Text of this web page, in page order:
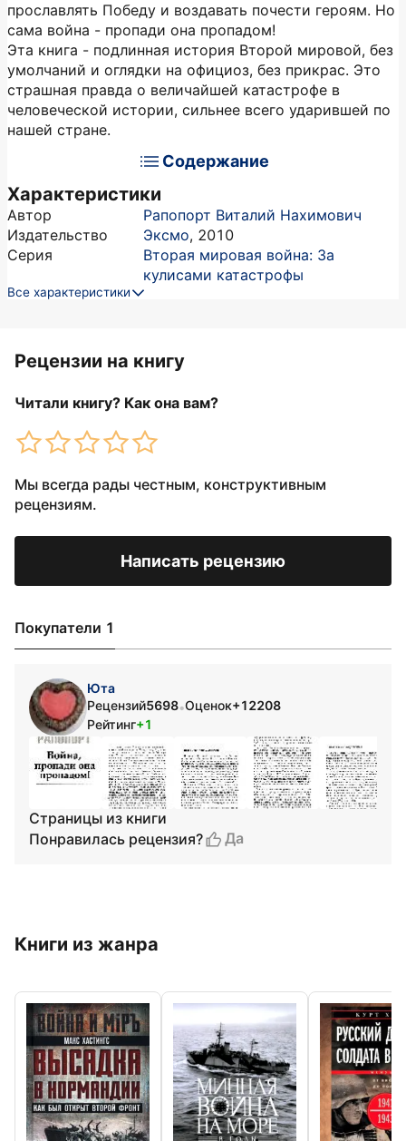
прославлять Победу и воздавать почести героям. Но
сама война - пропади она пропадом!
Эта книга - подлинная история Второй мировой, без
умолчаний и оглядки на официоз, без прикрас. Это
страшная правда о величайшей катастрофе в
человеческой истории, сильнее всего ударившей по
нашей стране.
Содержание
Характеристики
Автор
Рапопорт Виталий Нахимович
Издательство
Эксмо, 2010
Серия
Вторая мировая война: За
кулисами катастрофы
Все характеристики
Рецензии на книгу
Читали книгу? Как она вам?
Мы всегда рады честным, конструктивным
рецензиям.
Написать рецензию
Покупатели 1
Юта
Рецензий5698•Оценок+12208
Рейтинг+1
Страницы из книги
Понравилась рецензия?
Да
Книги из жанра